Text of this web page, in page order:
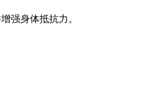
强身体抵抗力。